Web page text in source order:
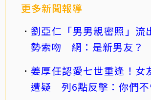
更多新聞報導
劉亞仁「男男親密照」流
勢索吻 網：是新男友？
姜厚任認愛七世重逢！女
遭疑 列6點反擊：你們